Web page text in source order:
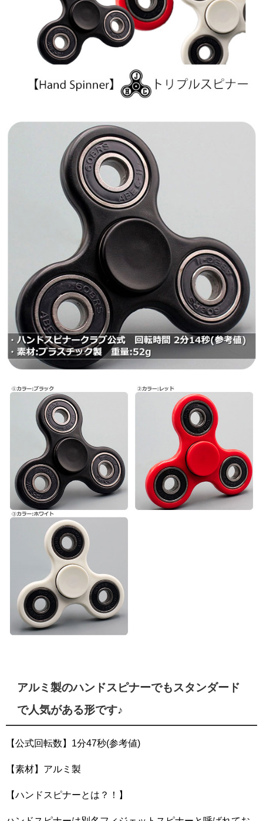
アルミ製のハンドスピナーでもスタンダード
で人気がある形です♪
【公式回転数】1分47秒(参考値)
【素材】アルミ製
【ハンドスピナーとは？！】